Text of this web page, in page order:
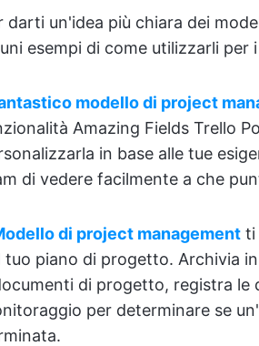
darti un'idea più chiara dei
esempi di come utilizzarli per
modello di project
Amazing Fields Trello
in base alle tue
di vedere facilmente a che
di project management ti
tuo piano di progetto. Archivia
di progetto, registra le
per determinare se